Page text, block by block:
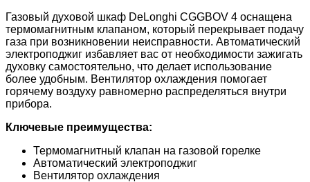
Газовый духовой шкаф DeLonghi CGGBOV 4 оснащена
термомагнитным клапаном, который перекрывает подачу
газа при возникновении неисправности. Автоматический
электроподжиг избавляет вас от необходимости зажигать
духовку самостоятельно, что делает использование
более удобным. Вентилятор охлаждения помогает
горячему воздуху равномерно распределяться внутри
прибора.
Ключевые преимущества:
Термомагнитный клапан на газовой горелке
Автоматический электроподжиг
Вентилятор охлаждения